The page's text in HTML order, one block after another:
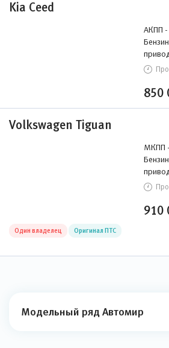
Kia Ceed
АКПП -
привод
850
Volkswagen Tiguan
МКПП
привод
910
Один владелец Оригинал ПТС
Модельный ряд Автомир